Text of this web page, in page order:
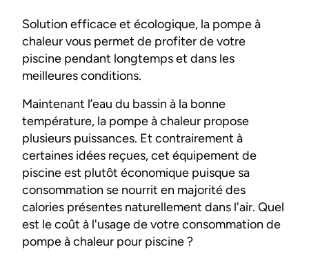
Solution efficace et écologique, la pompe à
chaleur vous permet de profiter de votre
piscine pendant longtemps et dans les
meilleures conditions.
Maintenant l’eau du bassin à la bonne
température, la pompe à chaleur propose
plusieurs puissances. Et contrairement à
certaines idées reçues, cet équipement de
piscine est plutôt économique puisque sa
consommation se nourrit en majorité des
calories présentes naturellement dans l'air. Quel
est le coût à l'usage de votre consommation de
pompe à chaleur pour piscine ?